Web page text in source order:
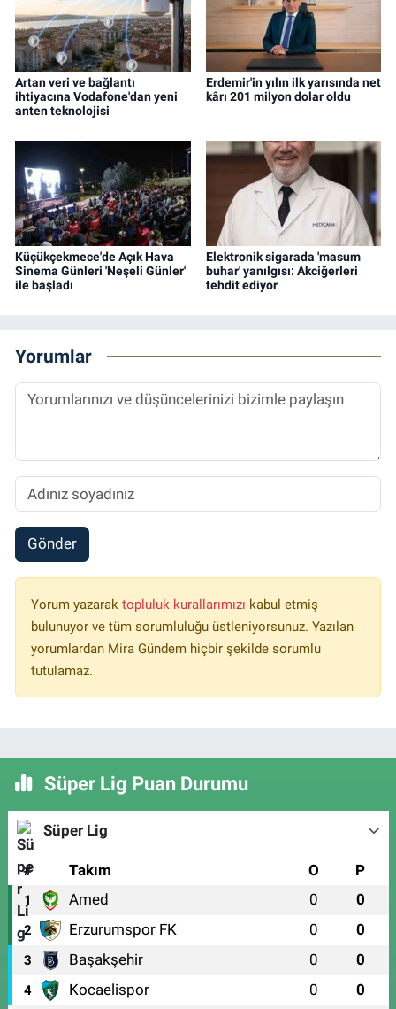
Artan veri ve bağlantı
ihtiyacına Vodafone'dan yeni
anten teknolojisi
Erdemir'in yılın ilk yarısında net
kârı 201 milyon dolar oldu
Küçükçekmece'de Açık Hava
Sinema Günleri 'Neşeli Günler'
ile başladı
Elektronik sigarada 'masum
buhar' yanılgısı: Akciğerleri
tehdit ediyor
Yorumlar
Gönder
Yorum yazarak topluluk kurallarımızı kabul etmiş
bulunuyor ve tüm sorumluluğu üstleniyorsunuz. Yazılan
yorumlardan Mira Gündem hiçbir şekilde sorumlu
tutulamaz.
Süper Lig Puan Durumu
Süper Lig
# Takım O P
1 Amed 0 0
2 Erzurumspor FK 0 0
3 Başakşehir 0 0
4 Kocaelispor 0 0